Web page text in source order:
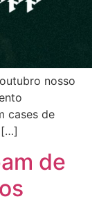
nosso
cases de
[…]
de